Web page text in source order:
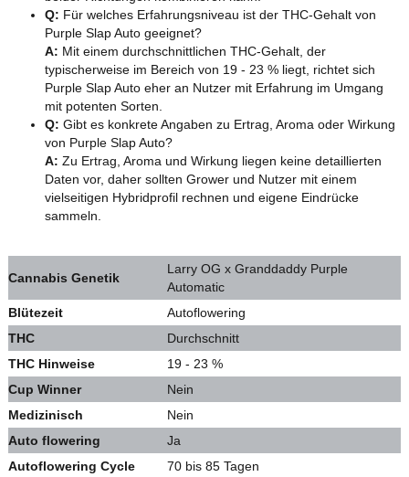
Q: Für welches Erfahrungsniveau ist der THC-Gehalt von
Purple Slap Auto geeignet?
A: Mit einem durchschnittlichen THC-Gehalt, der
typischerweise im Bereich von 19 - 23 % liegt, richtet sich
Purple Slap Auto eher an Nutzer mit Erfahrung im Umgang
mit potenten Sorten.
Q: Gibt es konkrete Angaben zu Ertrag, Aroma oder Wirkung
von Purple Slap Auto?
A: Zu Ertrag, Aroma und Wirkung liegen keine detaillierten
Daten vor, daher sollten Grower und Nutzer mit einem
vielseitigen Hybridprofil rechnen und eigene Eindrücke
sammeln.
Cannabis Genetik
Larry OG x Granddaddy Purple
Automatic
Blütezeit
Autoflowering
THC
Durchschnitt
THC Hinweise
19 - 23 %
Cup Winner
Nein
Medizinisch
Nein
Auto flowering
Ja
Autoflowering Cycle
70 bis 85 Tagen